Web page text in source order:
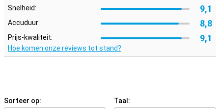
Snelheid: 9,1
Accuduur: 8,8
Prijs-kwaliteit: 9,1
Hoe komen onze reviews tot stand?
Sorteer op: Taal: